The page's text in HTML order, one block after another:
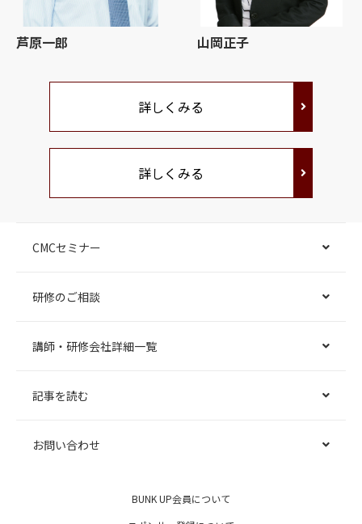
芦原一郎 山岡正子
詳しくみる
詳しくみる
CMCセミナー
研修のご相談
講師・研修会社詳細一覧
記事を読む
お問い合わせ
BUNK UP会員について